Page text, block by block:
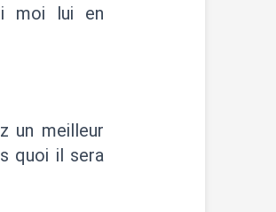
moi lui en
un meilleur
quoi il sera